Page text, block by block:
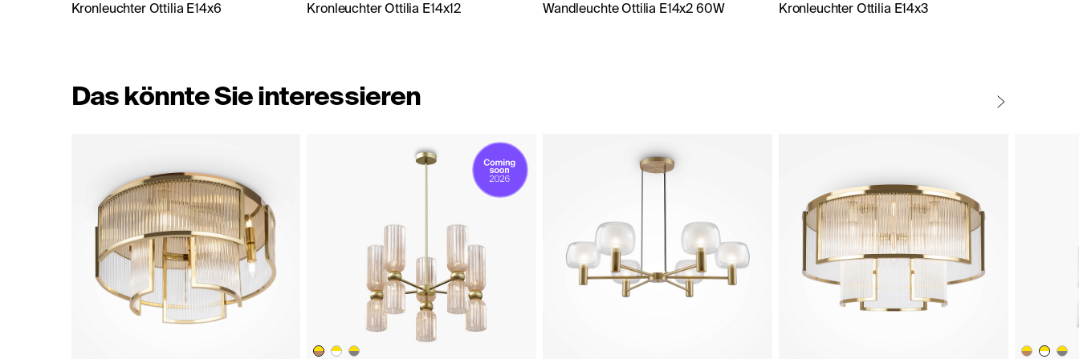
Kronleuchter Ottilia E14x6 Kronleuchter Ottilia E14x12 Wandleuchte Ottilia E14x2 60W Kronleuchter Ottilia E14x3
Das könnte Sie interessieren